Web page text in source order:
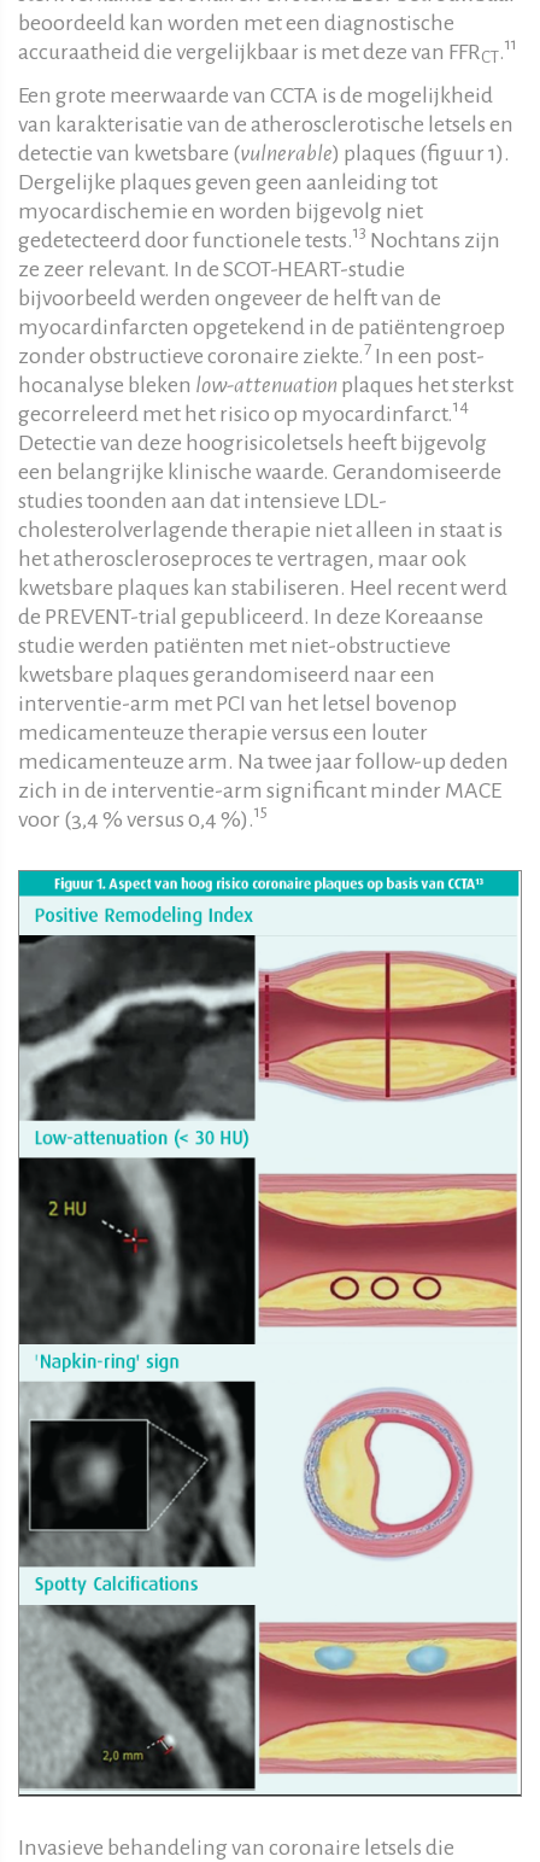
beoordeeld kan worden met een diagnostische
accuraatheid die vergelijkbaar is met deze van FFR CT.11
Een grote meerwaarde van CCTA is de mogelijkheid
van karakterisatie van de atherosclerotische letsels en
detectie van kwetsbare (vulnerable) plaques (figuur 1).
Dergelijke plaques geven geen aanleiding tot
myocardischemie en worden bijgevolg niet
gedetecteerd door functionele tests.13 Nochtans zijn
ze zeer relevant. In de SCOT-HEART-studie
bijvoorbeeld werden ongeveer de helft van de
myocardinfarcten opgetekend in de patiëntengroep
zonder obstructieve coronaire ziekte.7 In een post-
hocanalyse bleken low-attenuation plaques het sterkst
gecorreleerd met het risico op myocardinfarct.14
Detectie van deze hoogrisicoletsels heeft bijgevolg
een belangrijke klinische waarde. Gerandomiseerde
studies toonden aan dat intensieve LDL-
cholesterolverlagende therapie niet alleen in staat is
het atheroscleroseproces te vertragen, maar ook
kwetsbare plaques kan stabiliseren. Heel recent werd
de PREVENT-trial gepubliceerd. In deze Koreaanse
studie werden patiënten met niet-obstructieve
kwetsbare plaques gerandomiseerd naar een
interventie-arm met PCI van het letsel bovenop
medicamenteuze therapie versus een louter
medicamenteuze arm. Na twee jaar follow-up deden
zich in de interventie-arm significant minder MACE
voor (3,4 % versus 0,4 %).15
Invasieve behandeling van coronaire letsels die